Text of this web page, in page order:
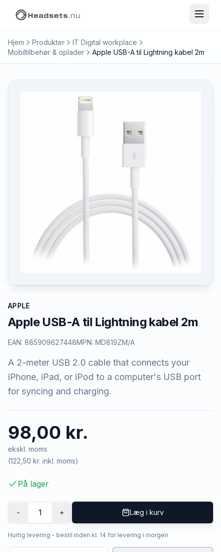
Hjem Produkter
IT Digital workplace
Mobiltilbehør & oplader
Apple USB-A til Lightning kabel 2m
APPLE
Apple USB-A til Lightning kabel 2m
EAN: 885909627448MPN: MD819ZM/A
A 2-meter USB 2.0 cable that connects your
iPhone, iPad, or iPod to a computer's USB port
for syncing and charging.
98,00 kr.
ekskl. moms
(122,50 kr. inkl. moms)
På lager
- 1 + Læg i kurv
Hurtig levering - bestil inden kl. 14 for levering i morgen